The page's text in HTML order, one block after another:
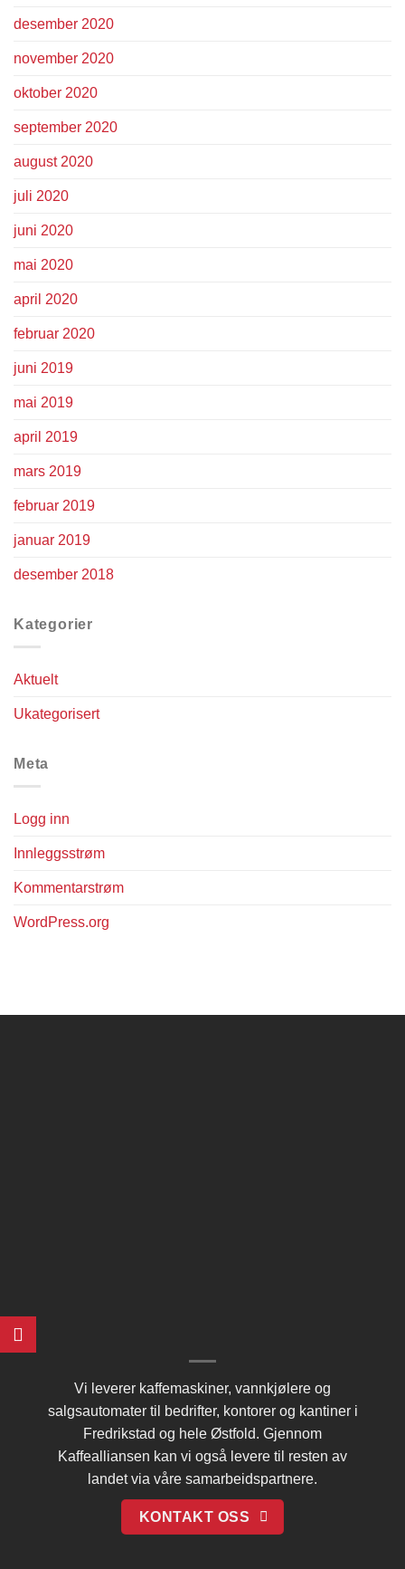
desember 2020
november 2020
oktober 2020
september 2020
august 2020
juli 2020
juni 2020
mai 2020
april 2020
februar 2020
juni 2019
mai 2019
april 2019
mars 2019
februar 2019
januar 2019
desember 2018
Kategorier
Aktuelt
Ukategorisert
Meta
Logg inn
Innleggsstrøm
Kommentarstrøm
WordPress.org
Vi leverer kaffemaskiner, vannkjølere og
salgsautomater til bedrifter, kontorer og kantiner i
Fredrikstad og hele Østfold. Gjennom
Kaffealliansen kan vi også levere til resten av
landet via våre samarbeidspartnere.
KONTAKT OSS